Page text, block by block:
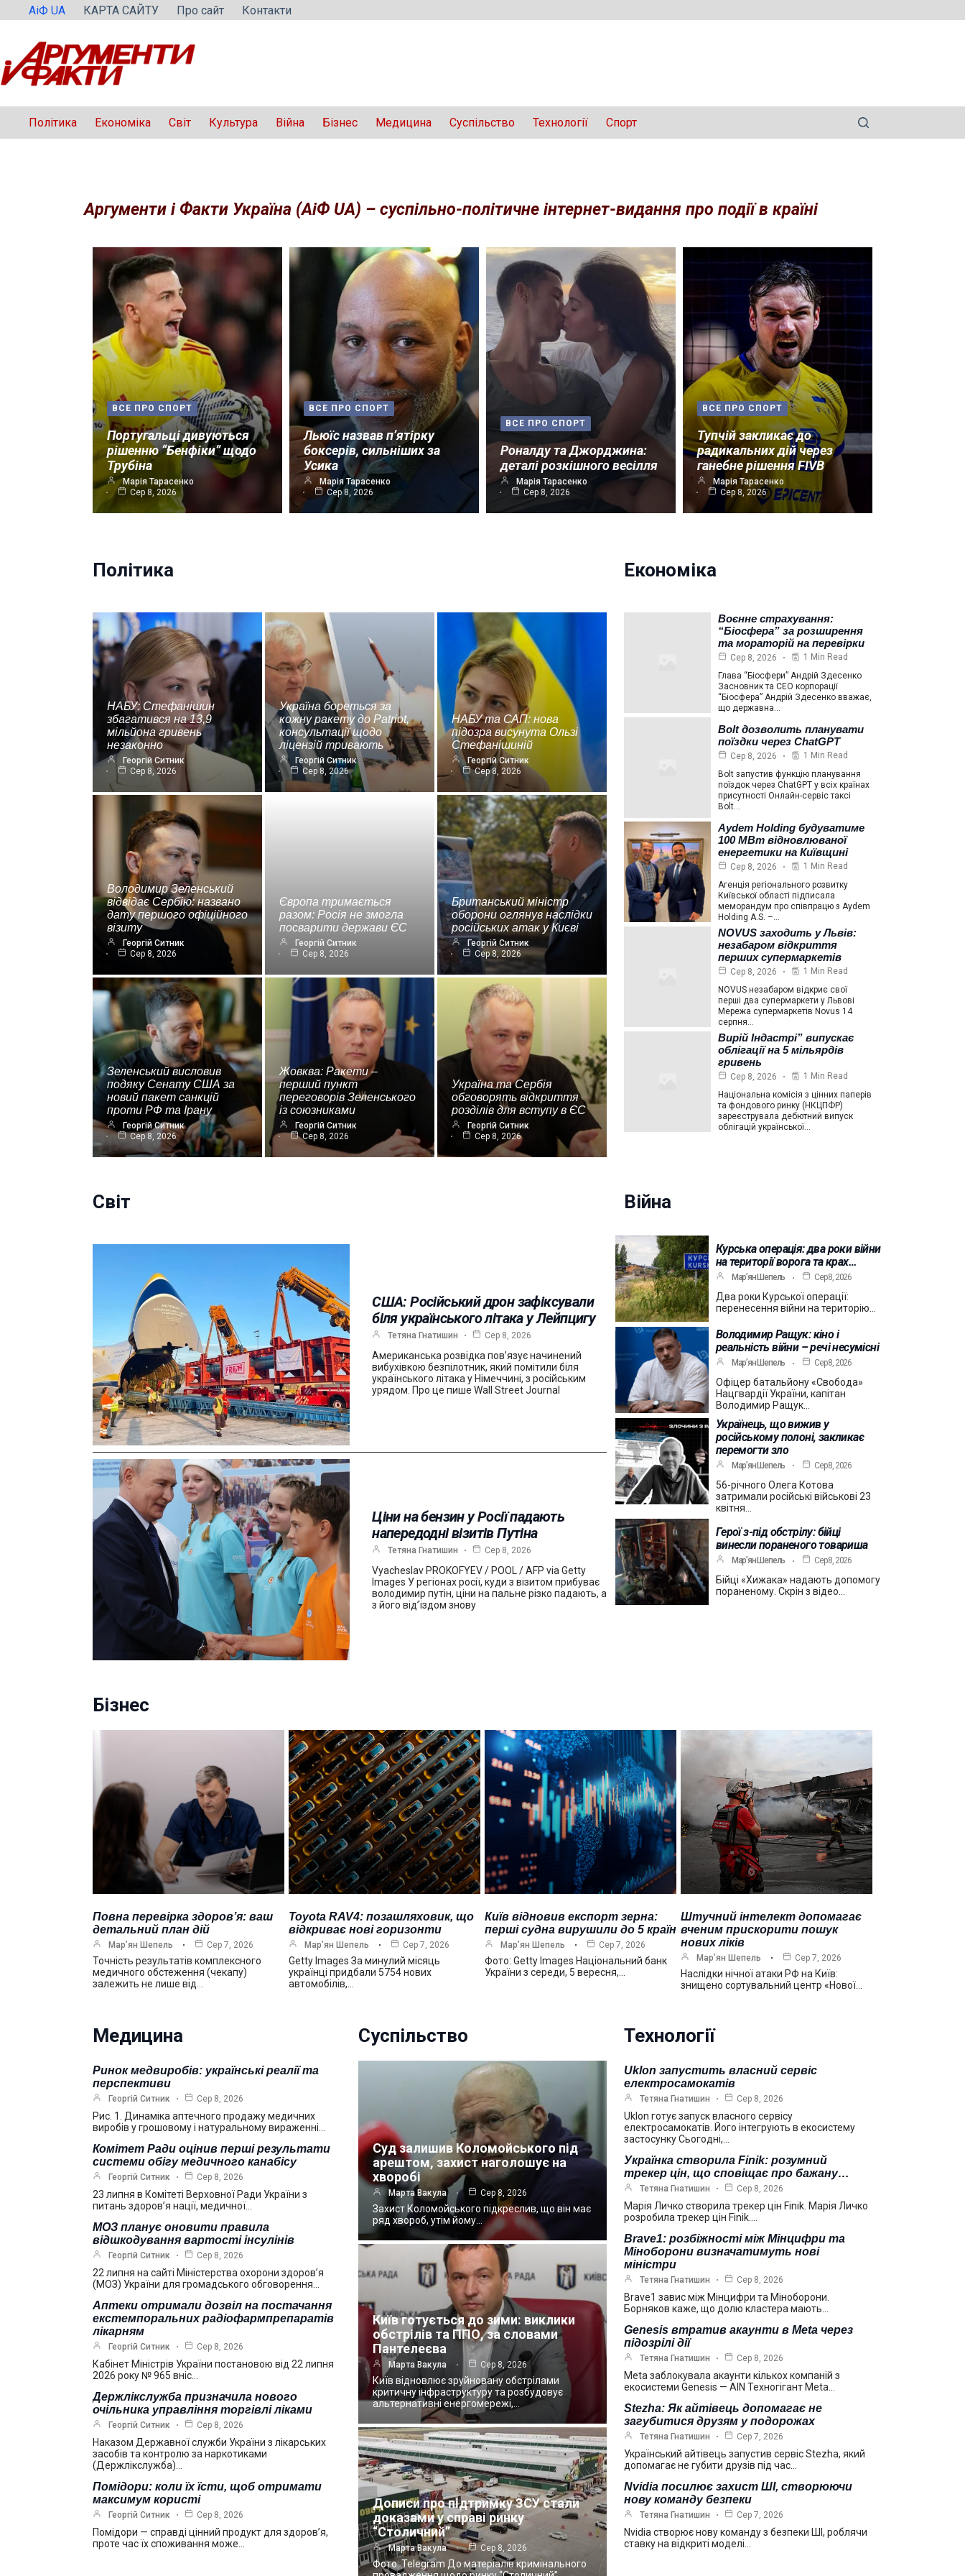
Перейти
вмісту
АіФ UA КАРТА САЙТУ Про сайт Контакти
Політика Економіка Світ Культура Війна Бізнес Медицина Суспільство Технології Спорт
Аргументи і Факти Україна (АіФ UA) – суспільно-політичне інтернет-видання про події в країні
ВСЕ ПРО СПОРТ
Португальці дивуються
рішенню “Бенфіки” щодо
Трубіна
Марія Тарасенко
Сер 8, 2026
ВСЕ ПРО СПОРТ
Льюїс назвав п’ятірку
боксерів, сильніших за
Усика
Марія Тарасенко
Сер 8, 2026
ВСЕ ПРО СПОРТ
Роналду та Джорджина:
деталі розкішного весілля
Марія Тарасенко
Сер 8, 2026
ВСЕ ПРО СПОРТ
Тупчій закликає до
радикальних дій через
ганебне рішення FIVB
Марія Тарасенко
Сер 8, 2026
Політика Економіка
НАБУ: Стефанішин
збагатився на 13,9
мільйона гривень
незаконно
Георгій Ситник
Сер 8, 2026
Україна бореться за
кожну ракету до Patriot,
консультації щодо
ліцензій тривають
Георгій Ситник
Сер 8, 2026
НАБУ та САП: нова
підозра висунута Ользі
Стефанішиній
Георгій Ситник
Сер 8, 2026
Володимир Зеленський
відвідає Сербію: названо
дату першого офіційного
візиту
Георгій Ситник
Сер 8, 2026
Європа тримається
разом: Росія не змогла
посварити держави ЄС
Георгій Ситник
Сер 8, 2026
Британський міністр
оборони оглянув наслідки
російських атак у Києві
Георгій Ситник
Сер 8, 2026
Зеленський висловив
подяку Сенату США за
новий пакет санкцій
проти РФ та Ірану
Георгій Ситник
Сер 8, 2026
Жовква: Ракети –
перший пункт
переговорів Зеленського
із союзниками
Георгій Ситник
Сер 8, 2026
Україна та Сербія
обговорять відкриття
розділів для вступу в ЄС
Георгій Ситник
Сер 8, 2026
Воєнне страхування:
“Біосфера” за розширення
та мораторій на перевірки
Сер 8, 2026
1 Min Read
Глава “Біосфери” Андрій Здесенко
Засновник та СЕО корпорації
“Біосфера” Андрій Здесенко вважає,
що державна…
Bolt дозволить планувати
поїздки через ChatGPT
Сер 8, 2026
1 Min Read
Bolt запустив функцію планування
поїздок через ChatGPT у всіх країнах
присутності Онлайн-сервіс таксі
Bolt…
Aydem Holding будуватиме
100 МВт відновлюваної
енергетики на Київщині
Сер 8, 2026
1 Min Read
Агенція регіонального розвитку
Київської області підписала
меморандум про співпрацю з Aydem
Holding A.S. –…
NOVUS заходить у Львів:
незабаром відкриття
перших супермаркетів
Сер 8, 2026
1 Min Read
NOVUS незабаром відкриє свої
перші два супермаркети у Львові
Мережа супермаркетів Novus 14
серпня…
Вирій Індастрі” випускає
облігації на 5 мільярдів
гривень
Сер 8, 2026
1 Min Read
Національна комісія з цінних паперів
та фондового ринку (НКЦПФР)
зареєструвала дебютний випуск
облігацій української…
Світ Війна
США: Російський дрон зафіксували
біля українського літака у Лейпцигу
Тетяна Гнатишин Сер 8, 2026
Американська розвідка пов’язує начинений
вибухівкою безпілотник, який помітили біля
українського літака у Німеччині, з російським
урядом. Про це пише Wall Street Journal
Ціни на бензин у Росії падають
напередодні візитів Путіна
Тетяна Гнатишин Сер 8, 2026
Vyacheslav PROKOFYEV / POOL / AFP via Getty
Images У регіонах росії, куди з візитом прибуває
володимир путін, ціни на пальне різко падають, а
з його від’їздом знову
Курська операція: два роки війни
на території ворога та крах…
Мар’ян Шепель Сер 8, 2026
Два роки Курської операції:
перенесення війни на територію…
Володимир Ращук: кіно і
реальність війни – речі несумісні
Мар’ян Шепель Сер 8, 2026
Офіцер батальйону «Свобода»
Нацгвардії України, капітан
Володимир Ращук…
Українець, що вижив у
російському полоні, закликає
перемогти зло
Мар’ян Шепель Сер 8, 2026
56-річного Олега Котова
затримали російські військові 23
квітня…
Герої з-під обстрілу: бійці
винесли пораненого товариша
Мар’ян Шепель Сер 8, 2026
Бійці «Хижака» надають допомогу
пораненому. Скрін з відео…
Бізнес
Повна перевірка здоров’я: ваш
детальний план дій
Мар’ян Шепель Сер 7, 2026
Точність результатів комплексного
медичного обстеження (чекапу)
залежить не лише від…
Toyota RAV4: позашляховик, що
відкриває нові горизонти
Мар’ян Шепель Сер 7, 2026
Getty Images За минулий місяць
українці придбали 5754 нових
автомобілів,…
Київ відновив експорт зерна:
перші судна вирушили до 5 країн
Мар’ян Шепель Сер 7, 2026
Фото: Getty Images Національний банк
України з середи, 5 вересня,…
Штучний інтелект допомагає
вченим прискорити пошук
нових ліків
Мар’ян Шепель Сер 7, 2026
Наслідки нічної атаки РФ на Київ:
знищено сортувальний центр «Нової…
Медицина
Ринок медвиробів: українські реалії та
перспективи
Георгій Ситник Сер 8, 2026
Рис. 1. Динаміка аптечного продажу медичних
виробів у грошовому і натуральному вираженні…
Комітет Ради оцінив перші результати
системи обігу медичного канабісу
Георгій Ситник Сер 8, 2026
23 липня в Комітеті Верховної Ради України з
питань здоров’я нації, медичної…
МОЗ планує оновити правила
відшкодування вартості інсулінів
Георгій Ситник Сер 8, 2026
22 липня на сайті Міністерства охорони здоров’я
(МОЗ) України для громадського обговорення…
Аптеки отримали дозвіл на постачання
екстемпоральних радіофармпрепаратів
лікарням
Георгій Ситник Сер 8, 2026
Кабінет Міністрів України постановою від 22 липня
2026 року № 965 вніс…
Держлікслужба призначила нового
очільника управління торгівлі ліками
Георгій Ситник Сер 8, 2026
Наказом Державної служби України з лікарських
засобів та контролю за наркотиками
(Держлікслужба)…
Помідори: коли їх їсти, щоб отримати
максимум користі
Георгій Ситник Сер 8, 2026
Помідори — справді цінний продукт для здоров’я,
проте час їх споживання може…
Суспільство
Суд залишив Коломойського під
арештом, захист наголошує на
хворобі
Марта Вакула Сер 8, 2026
Захист Коломойського підкреслив, що він має
ряд хвороб, утім йому…
Київ готується до зими: виклики
обстрілів та ППО, за словами
Пантелеєва
Марта Вакула Сер 8, 2026
Київ відновлює зруйновану обстрілами
критичну інфраструктуру та розбудовує
альтернативні енергомережі,…
Дописи про підтримку ЗСУ стали
доказами у справі ринку
“Столичний”
Марта Вакула Сер 8, 2026
Фото: Telegram До матеріалів кримінального
Технології
Uklon запустить власний сервіс
електросамокатів
Тетяна Гнатишин Сер 8, 2026
Uklon готує запуск власного сервісу
електросамокатів. Його інтегрують в екосистему
застосунку Сьогодні,…
Українка створила Finik: розумний
трекер цін, що сповіщає про бажану…
Тетяна Гнатишин Сер 8, 2026
Марія Личко створила трекер цін Finik. Марія Личко
розробила трекер цін Finik.…
Brave1: розбіжності між Мінцифри та
Міноборони визначатимуть нові
міністри
Тетяна Гнатишин Сер 8, 2026
Brave1 завис між Мінцифри та Міноборони.
Борняков каже, що долю кластера мають…
Genesis втратив акаунти в Meta через
підозрілі дії
Тетяна Гнатишин Сер 8, 2026
Meta заблокувала акаунти кількох компаній з
екосистеми Genesis — AIN Техногігант Meta…
Stezha: Як айтівець допомагає не
загубитися друзям у подорожах
Тетяна Гнатишин Сер 7, 2026
Український айтівець запустив сервіс Stezha, який
допомагає не губити друзів під час…
Nvidia посилює захист ШІ, створюючи
нову команду безпеки
Тетяна Гнатишин Сер 7, 2026
Nvidia створює нову команду з безпеки ШІ, роблячи
ставку на відкриті моделі…